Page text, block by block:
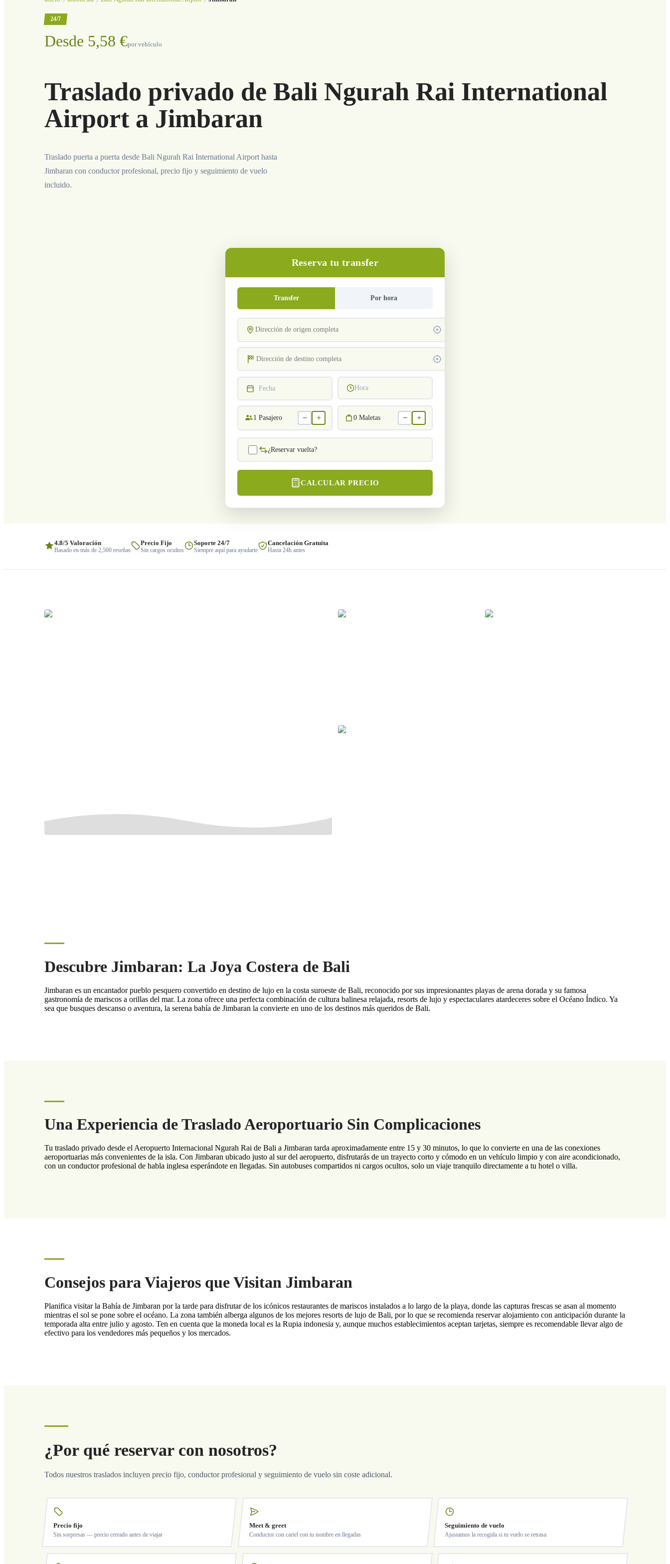
24/7
Desde 5,58 €por vehículo
Traslado privado de Bali Ngurah Rai International
Airport a Jimbaran
Traslado puerta a puerta desde Bali Ngurah Rai International Airport hasta
Jimbaran con conductor profesional, precio fijo y seguimiento de vuelo
incluido.
Reserva tu transfer
Transfer Por hora
Fecha Hora
1 Pasajero − + 0 Maletas − +
¿Reservar vuelta?
CALCULAR PRECIO
4.8/5 Valoración
Basado en más de 2,500 reseñas
Precio Fijo
Sin cargos ocultos
Soporte 24/7
Siempre aquí para ayudarte
Cancelación Gratuita
Hasta 24h antes
Descubre Jimbaran: La Joya Costera de Bali
Jimbaran es un encantador pueblo pesquero convertido en destino de lujo en la costa suroeste de Bali, reconocido por sus impresionantes playas de arena dorada y su famosa
gastronomía de mariscos a orillas del mar. La zona ofrece una perfecta combinación de cultura balinesa relajada, resorts de lujo y espectaculares atardeceres sobre el Océano Índico. Ya
sea que busques descanso o aventura, la serena bahía de Jimbaran la convierte en uno de los destinos más queridos de Bali.
Una Experiencia de Traslado Aeroportuario Sin Complicaciones
Tu traslado privado desde el Aeropuerto Internacional Ngurah Rai de Bali a Jimbaran tarda aproximadamente entre 15 y 30 minutos, lo que lo convierte en una de las conexiones
aeroportuarias más convenientes de la isla. Con Jimbaran ubicado justo al sur del aeropuerto, disfrutarás de un trayecto corto y cómodo en un vehículo limpio y con aire acondicionado,
con un conductor profesional de habla inglesa esperándote en llegadas. Sin autobuses compartidos ni cargos ocultos, solo un viaje tranquilo directamente a tu hotel o villa.
Consejos para Viajeros que Visitan Jimbaran
Planifica visitar la Bahía de Jimbaran por la tarde para disfrutar de los icónicos restaurantes de mariscos instalados a lo largo de la playa, donde las capturas frescas se asan al momento
mientras el sol se pone sobre el océano. La zona también alberga algunos de los mejores resorts de lujo de Bali, por lo que se recomienda reservar alojamiento con anticipación durante la
temporada alta entre julio y agosto. Ten en cuenta que la moneda local es la Rupia indonesia y, aunque muchos establecimientos aceptan tarjetas, siempre es recomendable llevar algo de
efectivo para los vendedores más pequeños y los mercados.
¿Por qué reservar con nosotros?
Todos nuestros traslados incluyen precio fijo, conductor profesional y seguimiento de vuelo sin coste adicional.
Precio fijo
Sin sorpresas — precio cerrado antes de viajar
Meet & greet
Conductor con cartel con tu nombre en llegadas
Seguimiento de vuelo
Ajustamos la recogida si tu vuelo se retrasa